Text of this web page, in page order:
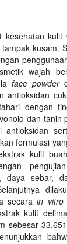
kulit
kusam.
wajah
face powder
antioksidan
dengan
dan tanin
antioksidan
formulasi
kulit
daya sebar,
secarain vitro
kulit
sebesar